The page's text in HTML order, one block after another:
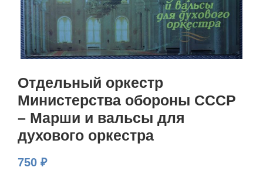
Отдельный оркестр
Министерства обороны СССР
– Марши и вальсы для
духового оркестра
750 ₽